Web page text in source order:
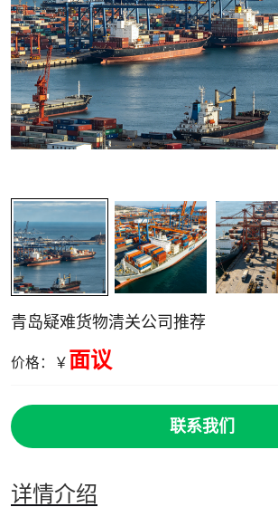
青岛疑难货物清关公司推荐
价格：￥ 面议
联系我们
详情介绍